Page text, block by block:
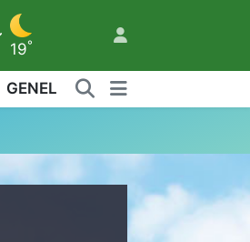
19°
GENEL